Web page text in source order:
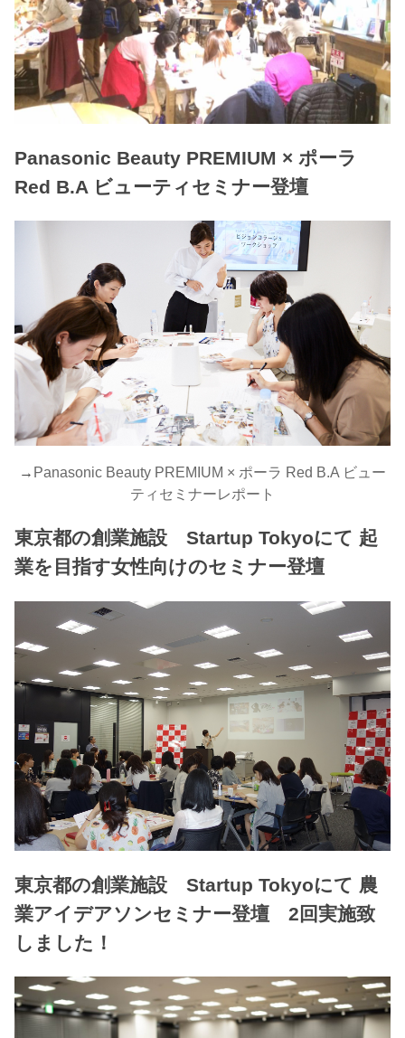
Panasonic Beauty PREMIUM × ポーラ
Red B.A ビューティセミナー登壇
→ Panasonic Beauty PREMIUM × ポーラ Red B.A ビュー
ティセミナーレポート
東京都の創業施設 Startup Tokyoにて 起
業を目指す女性向けのセミナー登壇
東京都の創業施設 Startup Tokyoにて 農
業アイデアソンセミナー登壇 2回実施致
しました！